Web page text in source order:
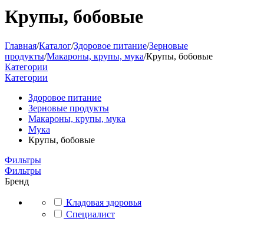
Крупы, бобовые
Главная/Каталог/Здоровое питание/Зерновые
продукты/Макароны, крупы, мука/Крупы, бобовые
Категории
Категории
Здоровое питание
Зерновые продукты
Макароны, крупы, мука
Мука
Крупы, бобовые
Фильтры
Фильтры
Бренд
Кладовая здоровья
Специалист